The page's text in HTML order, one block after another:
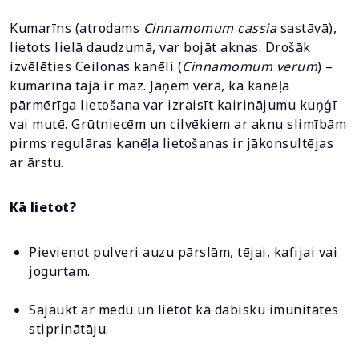
Kumarīns (atrodams Cinnamomum cassiasastāvā),
lietots lielā daudzumā, var bojāt aknas. Drošāk
izvēlēties Ceilonas kanēli (Cinnamomum verum) –
kumarīna tajā ir maz. Jāņem vērā, ka kanēļa
pārmērīga lietošana var izraisīt kairinājumu kuņģī
vai mutē. Grūtniecēm un cilvēkiem ar aknu slimībām
pirms regulāras kanēļa lietošanas ir jākonsultējas
ar ārstu.
Kā lietot?
Pievienot pulveri auzu pārslām, tējai, kafijai vai
jogurtam.
Sajaukt ar medu un lietot kā dabisku imunitātes
stiprinātāju.